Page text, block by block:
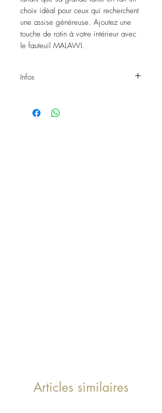
choix idéal pour ceux qui recherchent
une assise généreuse. Ajoutez une
touche de rotin à votre intérieur avec
le fauteuil MALAWI.
Infos
Dimensions: L.80xl.60xh.84cm
Articles similaires